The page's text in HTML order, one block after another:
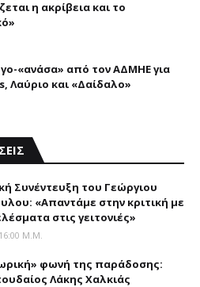
η ακρίβεια και το
«ανάσα» από τον ΑΔΜΗΕ για
Λαύριο και «Δαίδαλο»
Συνέντευξη του Γεώργιου
«Απαντάμε στην κριτική με
στις γειτονιές»
Μ.μ.
φωνή της παράδοσης:
Λάκης Xαλκιάς